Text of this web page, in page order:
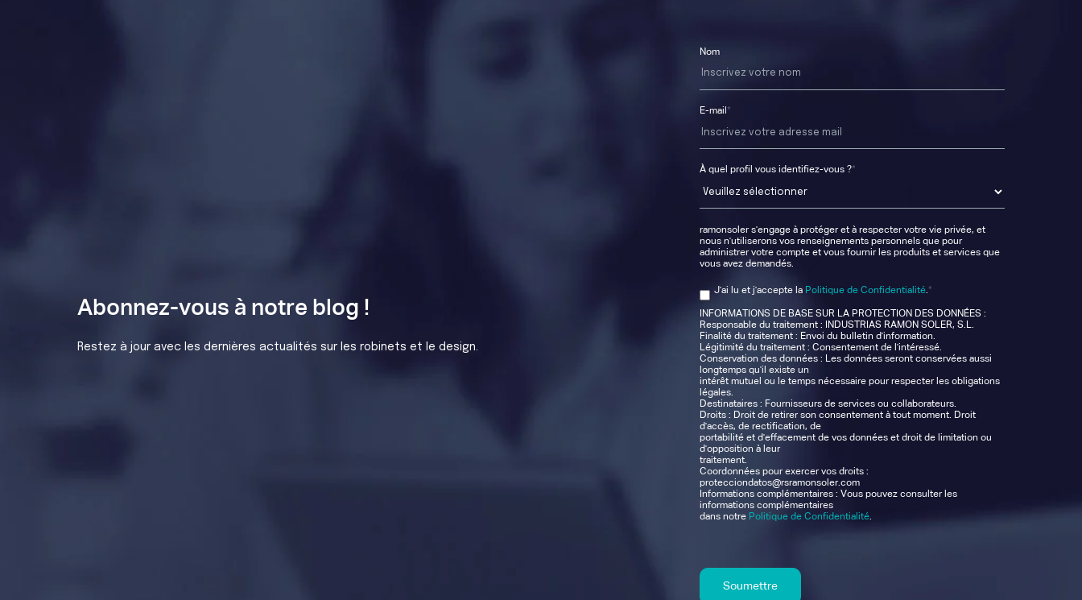
Abonnez-vous à notre blog !
Restez à jour avec les dernières actualités sur les robinets et le design.
Nom
E-mail *
À quel profil vous identifiez-vous ?*
ramonsoler s'engage à protéger et à respecter votre vie privée, et
nous n'utiliserons vos renseignements personnels que pour
administrer votre compte et vous fournir les produits et services que
vous avez demandés.
J'ai lu et j'accepte la Politique de Confidentialité.*
INFORMATIONS DE BASE SUR LA PROTECTION DES DONNÉES :
Responsable du traitement : INDUSTRIAS RAMON SOLER, S.L.
Finalité du traitement : Envoi du bulletin d'information.
Légitimité du traitement : Consentement de l'intéressé.
Conservation des données : Les données seront conservées aussi
longtemps qu'il existe un
intérêt mutuel ou le temps nécessaire pour respecter les obligations
légales.
Destinataires : Fournisseurs de services ou collaborateurs.
Droits : Droit de retirer son consentement à tout moment. Droit
d'accès, de rectification, de
portabilité et d'effacement de vos données et droit de limitation ou
d'opposition à leur
traitement.
Coordonnées pour exercer vos droits :
protecciondatos@rsramonsoler.com
Informations complémentaires : Vous pouvez consulter les
informations complémentaires
dans notre Politique de Confidentialité.